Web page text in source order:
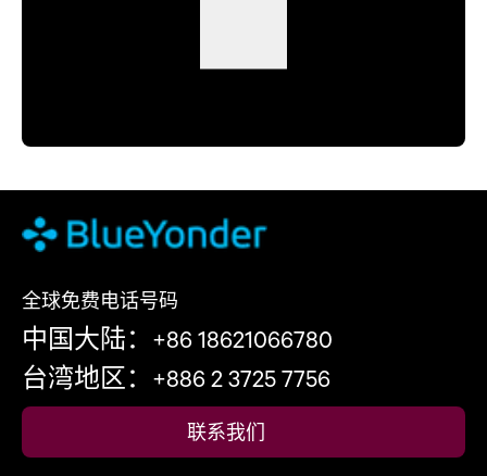
全球免费电话号码
中国大陆：+86 18621066780
台湾地区：+886 2 3725 7756
联系我们